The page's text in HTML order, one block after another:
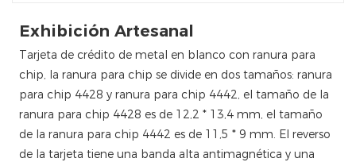
Exhibición Artesanal
Tarjeta de crédito de metal en blanco con ranura para
chip, la ranura para chip se divide en dos tamaños: ranura
para chip 4428 y ranura para chip 4442, el tamaño de la
ranura para chip 4428 es de 12,2 * 13,4 mm, el tamaño
de la ranura para chip 4442 es de 11,5 * 9 mm. El reverso
de la tarjeta tiene una banda alta antimagnética y una